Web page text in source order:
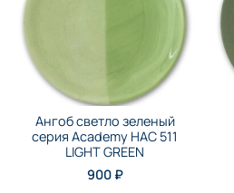
Ангоб светло зеленый
серия Academy НАС 511
LIGHT GREEN
900 ₽